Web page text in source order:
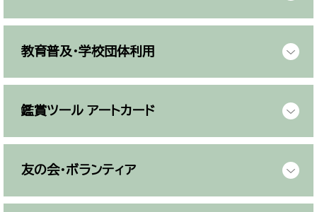
教育普及・学校団体利用
鑑賞ツール アートカード
友の会・ボランティア